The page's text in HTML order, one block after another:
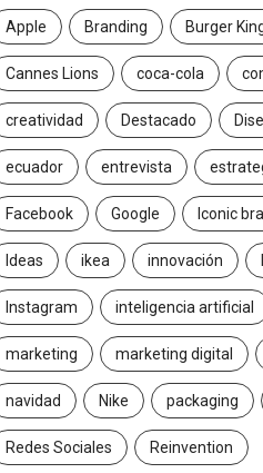
2026/07/16
Apple Branding Burger
Cannes Lions coca-cola
creatividad Destacado
ecuador entrevista
Facebook Google Iconic
Ideas ikea innovación
Instagram inteligencia artificial
marketing marketing digital
navidad Nike packaging
Redes Sociales Reinvention